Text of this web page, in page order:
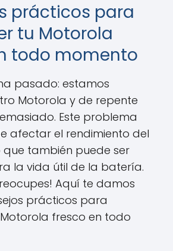
prácticos para
tu Motorola
todo momento
pasado: estamos
Motorola y de repente
Este problema
afectar el rendimiento del
que también puede ser
la vida útil de la batería.
Aquí te damos
prácticos para
fresco en todo